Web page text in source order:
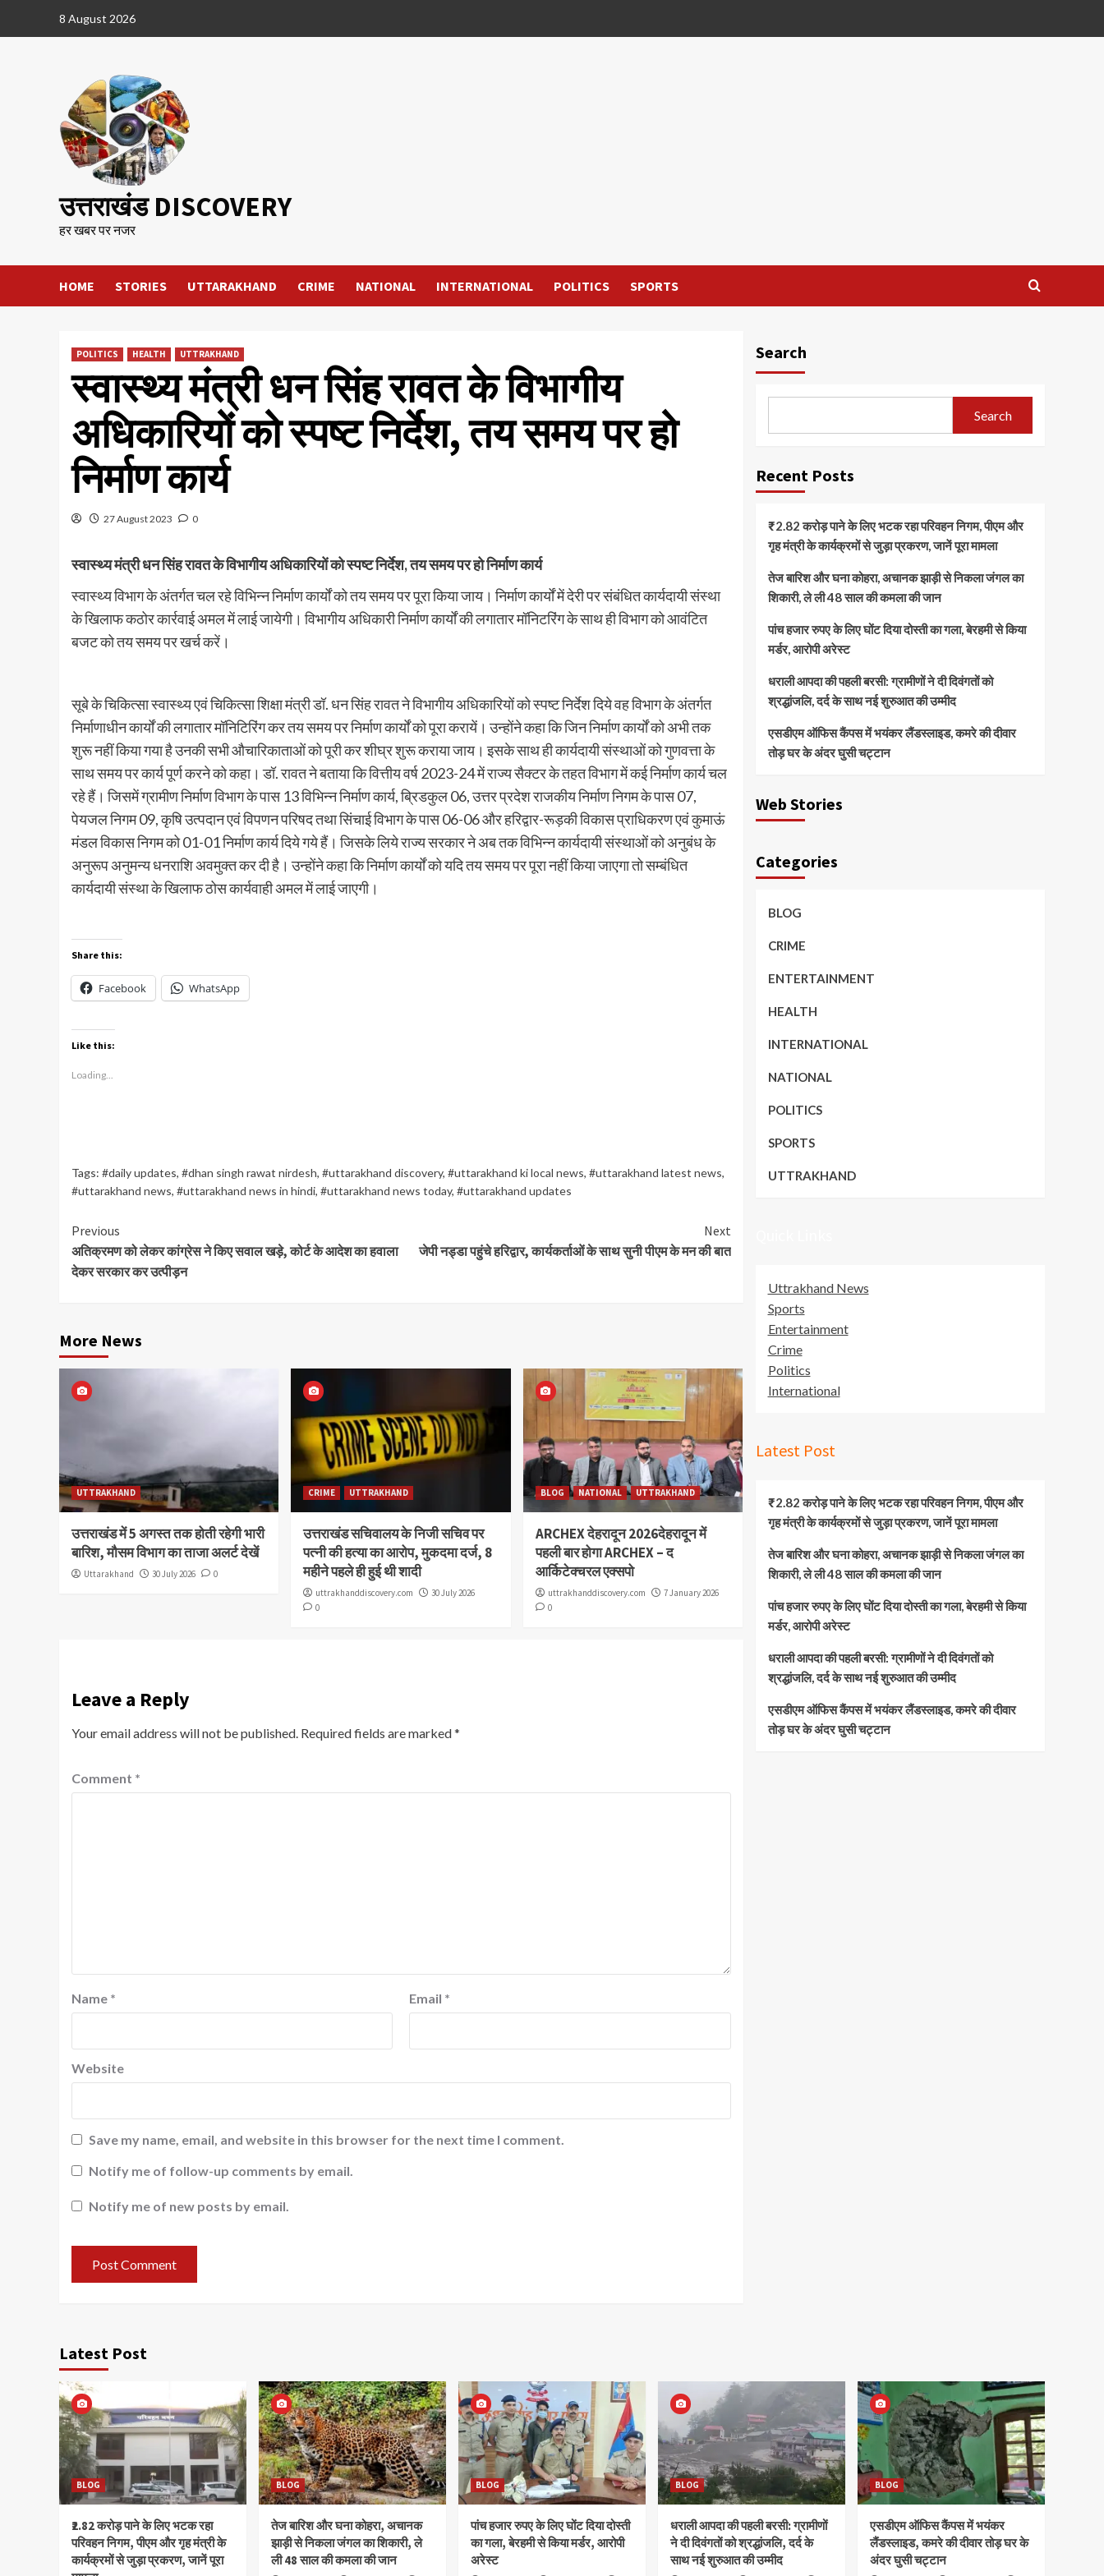
8 August 2026
उत्तराखंड DISCOVERY
हर खबर पर नजर
HOME STORIES UTTARAKHAND CRIME NATIONAL INTERNATIONAL POLITICS SPORTS
POLITICS HEALTH UTTRAKHAND
स्वास्थ्य मंत्री धन सिंह रावत के विभागीय
अधिकारियों को स्पष्ट निर्देश, तय समय पर हो
निर्माण कार्य
27 August 2023 0
स्वास्थ्य मंत्री धन सिंह रावत के विभागीय अधिकारियों को स्पष्ट निर्देश, तय समय पर हो निर्माण कार्य
स्वास्थ्य विभाग के अंतर्गत चल रहे विभिन्न निर्माण कार्यों को तय समय पर पूरा किया जाय। निर्माण कार्यों में देरी पर संबंधित कार्यदायी संस्था
के खिलाफ कठोर कार्रवाई अमल में लाई जायेगी। विभागीय अधिकारी निर्माण कार्यों की लगातार मॉनिटरिंग के साथ ही विभाग को आवंटित
बजट को तय समय पर खर्च करें।
सूबे के चिकित्सा स्वास्थ्य एवं चिकित्सा शिक्षा मंत्री डॉ. धन सिंह रावत ने विभागीय अधिकारियों को स्पष्ट निर्देश दिये वह विभाग के अंतर्गत
निर्माणाधीन कार्यों की लगातार मॉनिटिरिंग कर तय समय पर निर्माण कार्यों को पूरा करायें। उन्होंने कहा कि जिन निर्माण कार्यों को अभी तक
शुरू नहीं किया गया है उनकी सभी औचारिकाताओं को पूरी कर शीघ्र शुरू कराया जाय। इसके साथ ही कार्यदायी संस्थाओं को गुणवत्ता के
साथ समय पर कार्य पूर्ण करने को कहा। डॉ. रावत ने बताया कि वित्तीय वर्ष 2023-24 में राज्य सैक्टर के तहत विभाग में कई निर्माण कार्य चल
रहे हैं। जिसमें ग्रामीण निर्माण विभाग के पास 13 विभिन्न निर्माण कार्य, ब्रिडकुल 06, उत्तर प्रदेश राजकीय निर्माण निगम के पास 07,
पेयजल निगम 09, कृषि उत्पदान एवं विपणन परिषद तथा सिंचाई विभाग के पास 06-06 और हरिद्वार-रूड़की विकास प्राधिकरण एवं कुमाऊं
मंडल विकास निगम को 01-01 निर्माण कार्य दिये गये हैं। जिसके लिये राज्य सरकार ने अब तक विभिन्न कार्यदायी संस्थाओं को अनुबंध के
अनुरूप अनुमन्य धनराशि अवमुक्त कर दी है। उन्होंने कहा कि निर्माण कार्यों को यदि तय समय पर पूरा नहीं किया जाएगा तो सम्बंधित
कार्यदायी संस्था के खिलाफ ठोस कार्यवाही अमल में लाई जाएगी।
Share this:
Facebook WhatsApp
Like this:
Loading...
Tags: #daily updates, #dhan singh rawat nirdesh, #uttarakhand discovery, #uttarakhand ki local news, #uttarakhand latest news,
#uttarakhand news, #uttarakhand news in hindi, #uttarakhand news today, #uttarakhand updates
Continue
Reading
Previous
अतिक्रमण को लेकर कांग्रेस ने किए सवाल खड़े, कोर्ट के आदेश का हवाला
देकर सरकार कर उत्पीड़न
Next
जेपी नड्डा पहुंचे हरिद्वार, कार्यकर्ताओं के साथ सुनी पीएम के मन की बात
More News
UTTRAKHAND
उत्तराखंड में 5 अगस्त तक होती रहेगी भारी
बारिश, मौसम विभाग का ताजा अलर्ट देखें
Uttarakhand 30 July 2026 0
CRIME UTTRAKHAND
उत्तराखंड सचिवालय के निजी सचिव पर
पत्नी की हत्या का आरोप, मुकदमा दर्ज, 8
महीने पहले ही हुई थी शादी
uttrakhanddiscovery.com
30 July 2026
0
BLOG NATIONAL UTTRAKHAND
ARCHEX देहरादून 2026देहरादून में
पहली बार होगा ARCHEX – द
आर्किटेक्चरल एक्सपो
uttrakhanddiscovery.com
7 January 2026
0
Leave a Reply
Your email address will not be published. Required fields are marked*
Comment *
Name * Email *
Website
Save my name, email, and website in this browser for the next time I comment.
Notify me of follow-up comments by email.
Notify me of new posts by email.
Search
Search
Recent Posts
₹2.82 करोड़ पाने के लिए भटक रहा परिवहन निगम, पीएम और
गृह मंत्री के कार्यक्रमों से जुड़ा प्रकरण, जानें पूरा मामला
तेज बारिश और घना कोहरा, अचानक झाड़ी से निकला जंगल का
शिकारी, ले ली 48 साल की कमला की जान
पांच हजार रुपए के लिए घोंट दिया दोस्ती का गला, बेरहमी से किया
मर्डर, आरोपी अरेस्ट
धराली आपदा की पहली बरसी: ग्रामीणों ने दी दिवंगतों को
श्रद्धांजलि, दर्द के साथ नई शुरुआत की उम्मीद
एसडीएम ऑफिस कैंपस में भयंकर लैंडस्लाइड, कमरे की दीवार
तोड़ घर के अंदर घुसी चट्टान
Web Stories
Categories
BLOG
CRIME
ENTERTAINMENT
HEALTH
INTERNATIONAL
NATIONAL
POLITICS
SPORTS
UTTRAKHAND
Uttrakhand News
Sports
Entertainment
Crime
Politics
International
Latest Post
₹2.82 करोड़ पाने के लिए भटक रहा परिवहन निगम, पीएम और
गृह मंत्री के कार्यक्रमों से जुड़ा प्रकरण, जानें पूरा मामला
तेज बारिश और घना कोहरा, अचानक झाड़ी से निकला जंगल का
शिकारी, ले ली 48 साल की कमला की जान
पांच हजार रुपए के लिए घोंट दिया दोस्ती का गला, बेरहमी से किया
मर्डर, आरोपी अरेस्ट
धराली आपदा की पहली बरसी: ग्रामीणों ने दी दिवंगतों को
श्रद्धांजलि, दर्द के साथ नई शुरुआत की उम्मीद
एसडीएम ऑफिस कैंपस में भयंकर लैंडस्लाइड, कमरे की दीवार
तोड़ घर के अंदर घुसी चट्टान
Latest Post
BLOG
₹2.82 करोड़ पाने के लिए भटक रहा
परिवहन निगम, पीएम और गृह मंत्री के
कार्यक्रमों से जुड़ा प्रकरण, जानें पूरा
BLOG
तेज बारिश और घना कोहरा, अचानक
झाड़ी से निकला जंगल का शिकारी, ले
ली 48 साल की कमला की जान
BLOG
पांच हजार रुपए के लिए घोंट दिया दोस्ती
का गला, बेरहमी से किया मर्डर, आरोपी
अरेस्ट
BLOG
धराली आपदा की पहली बरसी: ग्रामीणों
ने दी दिवंगतों को श्रद्धांजलि, दर्द के
साथ नई शुरुआत की उम्मीद
BLOG
एसडीएम ऑफिस कैंपस में भयंकर
लैंडस्लाइड, कमरे की दीवार तोड़ घर के
अंदर घुसी चट्टान